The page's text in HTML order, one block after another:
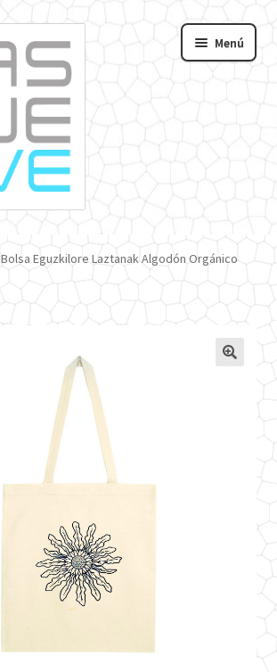
Menú
Bolsa Eguzkilore Laztanak Algodón Orgánico